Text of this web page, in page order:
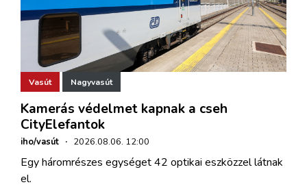
Vasút Nagyvasút
Kamerás védelmet kapnak a cseh
CityElefantok
iho/vasút · 2026.08.06. 12:00
Egy háromrészes egységet 42 optikai eszközzel látnak
el.